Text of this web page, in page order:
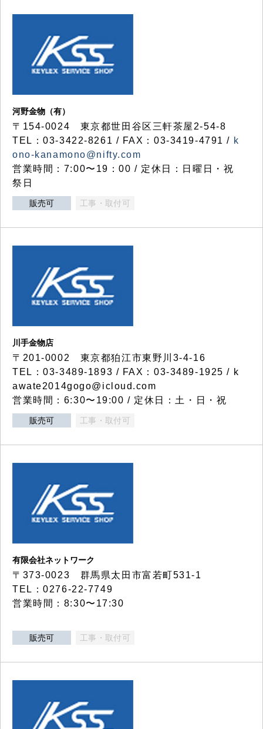
河野金物（有）
〒154-0024 東京都世田谷区三軒茶屋2-54-8
TEL：03-3422-8261 / FAX：03-3419-4791 / k
ono-kanamono@nifty.com
営業時間：7:00〜19：00 / 定休日：日曜日・祝
祭日
販売可 工事・取付可
川手金物店
〒201-0002 東京都狛江市東野川3-4-16
TEL：03-3489-1893 / FAX：03-3489-1925 / k
awate2014gogo@icloud.com
営業時間：6:30〜19:00 / 定休日：土・日・祝
販売可 工事・取付可
有限会社ネットワーク
〒373-0023 群馬県太田市富若町531-1
TEL：0276-22-7749
営業時間：8:30〜17:30
販売可 工事・取付可